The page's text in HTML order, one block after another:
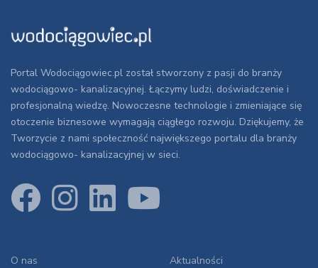
Portal Wodociągowiec.pl został stworzony z pasji do branży
wodociągowo- kanalizacyjnej. Łączymy ludzi, doświadczenie i
profesjonalną wiedzę. Nowoczesne technologie i zmieniające się
otoczenie biznesowe wymagają ciągłego rozwoju. Dziękujemy, że
Tworzycie z nami społeczność największego portalu dla branży
wodociągowo- kanalizacyjnej w sieci.
O nas
Aktualności